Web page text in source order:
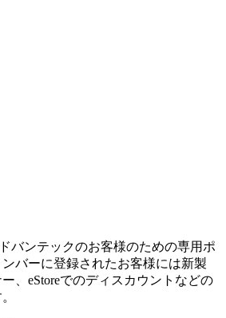
ドバンテックのお客様のための専用ポ
バーに登録されたお客様には新製
、eStoreでのディスカウントなどの